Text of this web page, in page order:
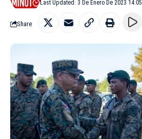
Last Updated: 3 De Enero De 2023 14:05
Share